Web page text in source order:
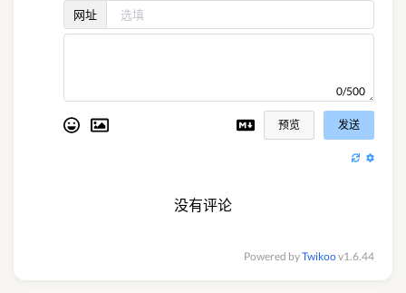
网址
0/500
预览 发送
没有评论
Powered byTwikoov1.6.44